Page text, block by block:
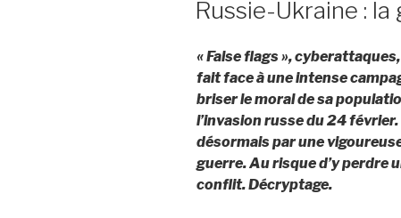
Russie-Ukraine :
« False flags »,
fait face à une intense
briser le moral de sa
l’invasion russe du 24
désormais par une
guerre. Au risque d’y perdre
conflit. Décryptage.